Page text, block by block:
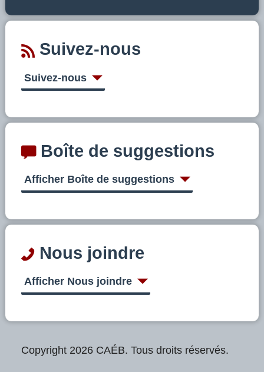
Suivez-nous
Suivez-nous
Boîte de suggestions
Afficher Boîte de suggestions
Nous joindre
Afficher Nous joindre
Copyright 2026 CAÉB. Tous droits réservés.